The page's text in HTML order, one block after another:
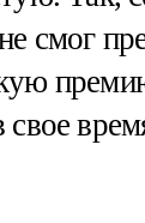
смог